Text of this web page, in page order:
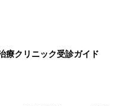
クリニック受診ガイド